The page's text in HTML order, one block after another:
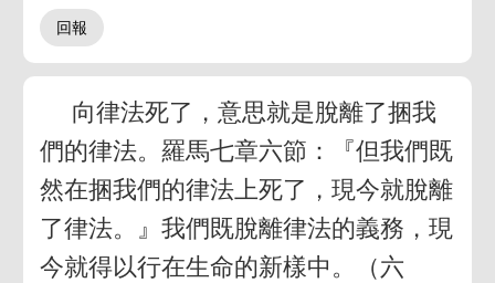
向律法死了，意思就是脫離了捆我
們的律法。羅馬七章六節：『但我們既
然在捆我們的律法上死了，現今就脫離
了律法。』我們既脫離律法的義務，現
今就得以行在生命的新樣中。（六